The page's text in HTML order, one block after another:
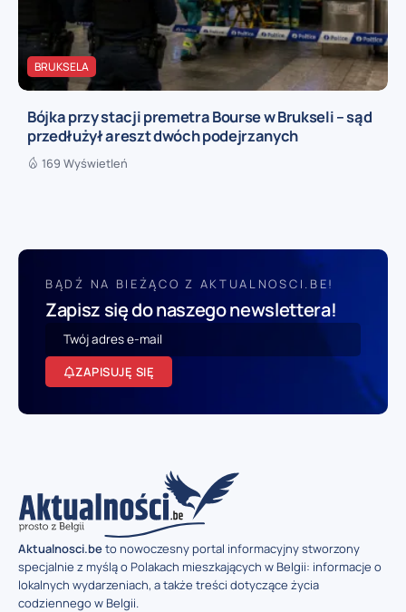
BRUKSELA
Bójka przy stacji premetra Bourse w Brukseli – sąd
przedłużył areszt dwóch podejrzanych
169 Wyświetleń
BĄDŹ NA BIEŻĄCO Z AKTUALNOSCI.BE!
Zapisz się do naszego newslettera!
ZAPISUJĘ SIĘ
Aktualnosci.beto nowoczesny portal informacyjny stworzony
specjalnie z myślą o Polakach mieszkających w Belgii: informacje o
lokalnych wydarzeniach, a także treści dotyczące życia
codziennego w Belgii.